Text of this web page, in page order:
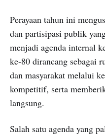
Perayaan tahun ini
dan partisipasi publik
menjadi agenda internal
ke-80 dirancang sebagai
dan masyarakat melalui
kompetitif, serta
langsung.
Salah satu agenda yang